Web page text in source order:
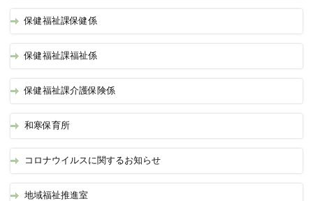
保健福祉課保健係
保健福祉課福祉係
保健福祉課介護保険係
和寒保育所
コロナウイルスに関するお知らせ
地域福祉推進室